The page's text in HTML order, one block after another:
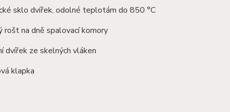
sklo dvířek, odolné teplotám do 850 °C
rošt na dně spalovací komory
dvířek ze skelných vláken
klapka